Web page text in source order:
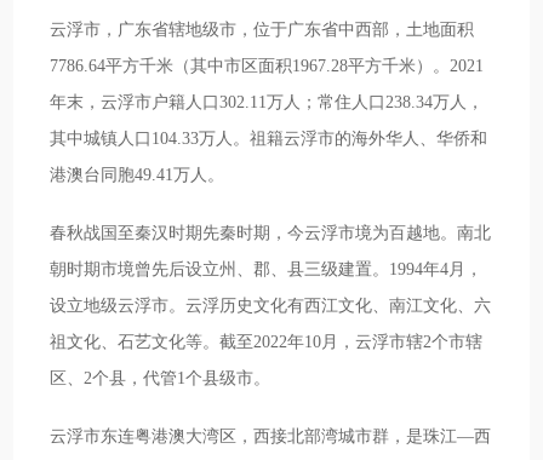
云浮市，广东省辖地级市，位于广东省中西部，土地面积
7786.64平方千米（其中市区面积1967.28平方千米）。2021
年末，云浮市户籍人口302.11万人；常住人口238.34万人，
其中城镇人口104.33万人。祖籍云浮市的海外华人、华侨和
港澳台同胞49.41万人。
春秋战国至秦汉时期先秦时期，今云浮市境为百越地。南北
朝时期市境曾先后设立州、郡、县三级建置。1994年4月，
设立地级云浮市。云浮历史文化有西江文化、南江文化、六
祖文化、石艺文化等。截至2022年10月，云浮市辖2个市辖
区、2个县，代管1个县级市。
云浮市东连粤港澳大湾区，西接北部湾城市群，是珠江—西